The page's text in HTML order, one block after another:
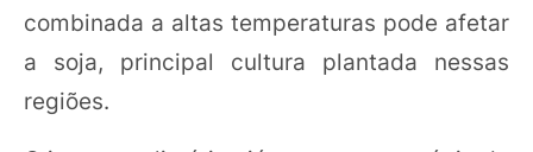
combinada a altas temperaturas pode afetar
a soja, principal cultura plantada nessas
regiões.